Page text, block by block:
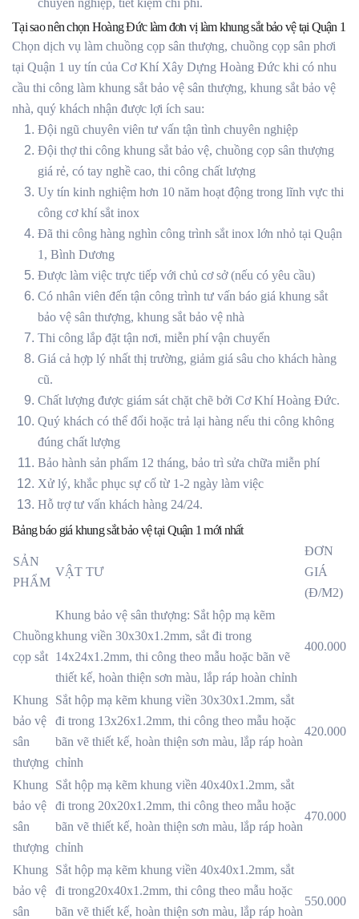
chuyên nghiệp, tiết kiệm chi phí.
Tại sao nên chọn Hoàng Đức làm đơn vị làm khung sắt bảo vệ tại Quận 1
Chọn dịch vụ làm chuồng cọp sân thượng, chuồng cọp sân phơi
tại Quận 1 uy tín của Cơ Khí Xây Dựng Hoàng Đức khi có nhu
cầu thi công làm khung sắt bảo vệ sân thượng, khung sắt bảo vệ
nhà, quý khách nhận được lợi ích sau:
Đội ngũ chuyên viên tư vấn tận tình chuyên nghiệp
Đội thợ thi công khung sắt bảo vệ, chuồng cọp sân thượng
giá rẻ, có tay nghề cao, thi công chất lượng
Uy tín kinh nghiệm hơn 10 năm hoạt động trong lĩnh vực thi
công cơ khí sắt inox
Đã thi công hàng nghìn công trình sắt inox lớn nhỏ tại Quận
1, Bình Dương
Được làm việc trực tiếp với chủ cơ sở (nếu có yêu cầu)
Có nhân viên đến tận công trình tư vấn báo giá khung sắt
bảo vệ sân thượng, khung sắt bảo vệ nhà
Thi công lắp đặt tận nơi, miễn phí vận chuyển
Giá cả hợp lý nhất thị trường, giảm giá sâu cho khách hàng
cũ.
Chất lượng được giám sát chặt chẽ bởi Cơ Khí Hoàng Đức.
Quý khách có thể đổi hoặc trả lại hàng nếu thi công không
đúng chất lượng
Bảo hành sản phẩm 12 tháng, bảo trì sửa chữa miễn phí
Xử lý, khắc phục sự cố từ 1-2 ngày làm việc
Hỗ trợ tư vấn khách hàng 24/24.
Bảng báo giá khung sắt bảo vệ tại Quận 1 mới nhất
SẢN
PHẨM
VẬT TƯ
ĐƠN
GIÁ
(Đ/M2)
Chuồng
cọp sắt
Khung bảo vệ sân thượng: Sắt hộp mạ kẽm
khung viền 30x30x1.2mm, sắt đi trong
14x24x1.2mm, thi công theo mẫu hoặc bãn vẽ
thiết kế, hoàn thiện sơn màu, lắp ráp hoàn chỉnh
400.000
Khung
bảo vệ
sân
thượng
Sắt hộp mạ kẽm khung viền 30x30x1.2mm, sắt
đi trong 13x26x1.2mm, thi công theo mẫu hoặc
bãn vẽ thiết kế, hoàn thiện sơn màu, lắp ráp hoàn
chỉnh
420.000
Khung
bảo vệ
sân
thượng
Sắt hộp mạ kẽm khung viền 40x40x1.2mm, sắt
đi trong 20x20x1.2mm, thi công theo mẫu hoặc
bãn vẽ thiết kế, hoàn thiện sơn màu, lắp ráp hoàn
chỉnh
470.000
Khung
bảo vệ
sân
Sắt hộp mạ kẽm khung viền 40x40x1.2mm, sắt
đi trong20x40x1.2mm, thi công theo mẫu hoặc
bãn vẽ thiết kế, hoàn thiện sơn màu, lắp ráp hoàn
550.000